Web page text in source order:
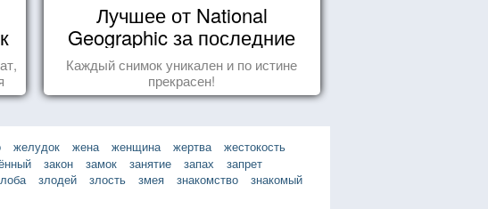
Лучшее от National
Geographic за последние
пару лет
Каждый снимок уникален и по истине
прекрасен!
желудок жена женщина жертва
жестокость
закон замок занятие запах
запрет
злодей злость змея знакомство
знакомый